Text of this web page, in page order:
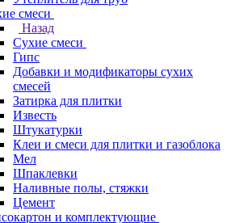
смеси
Назад
Сухие смеси
Гипс
Добавки и модификаторы сухих
смесей
Затирка для плитки
Известь
Штукатурки
Клеи и смеси для плитки и газоблока
Мел
Шпаклевки
Наливные полы, стяжки
Цемент
и комплектующие